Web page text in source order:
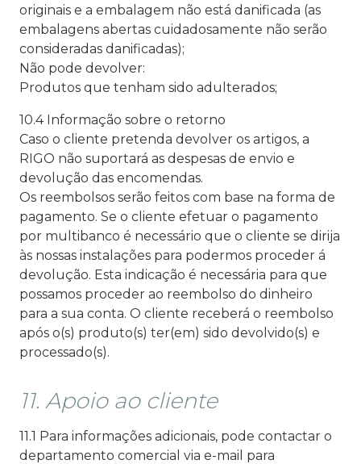
originais e a embalagem não está danificada (as
embalagens abertas cuidadosamente não serão
consideradas danificadas);
Não pode devolver:
Produtos que tenham sido adulterados;
10.4 Informação sobre o retorno
Caso o cliente pretenda devolver os artigos, a
RIGO não suportará as despesas de envio e
devolução das encomendas.
Os reembolsos serão feitos com base na forma de
pagamento. Se o cliente efetuar o pagamento
por multibanco é necessário que o cliente se dirija
às nossas instalações para podermos proceder á
devolução. Esta indicação é necessária para que
possamos proceder ao reembolso do dinheiro
para a sua conta. O cliente receberá o reembolso
após o(s) produto(s) ter(em) sido devolvido(s) e
processado(s).
11. Apoio ao cliente
11.1 Para informações adicionais, pode contactar o
departamento comercial via e-mail para